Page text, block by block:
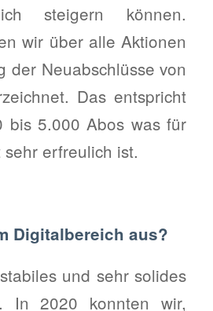
steigern können.
wir über alle Aktionen
der Neuabschlüsse von
Das entspricht
bis 5.000 Abos was für
erfreulich ist.
Digitalbereich aus?
und sehr solides
In 2020 konnten wir,